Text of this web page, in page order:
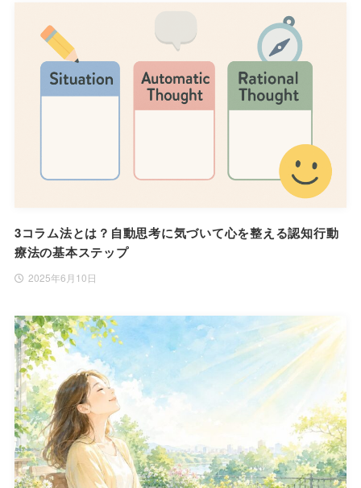
3コラム法とは？自動思考に気づいて心を整える認知行動
療法の基本ステップ
2025年6月10日